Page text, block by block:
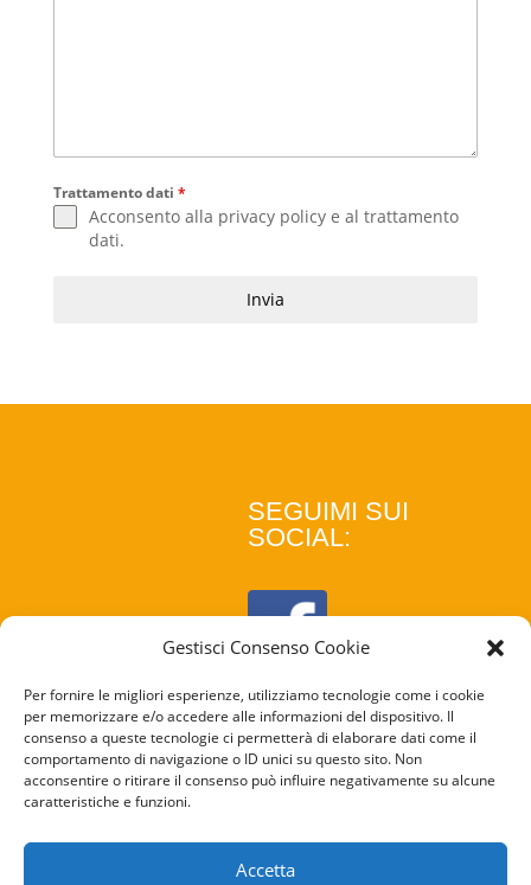
Gestisci Consenso Cookie
Per fornire le migliori esperienze, utilizziamo tecnologie come i cookie
per memorizzare e/o accedere alle informazioni del dispositivo. Il
consenso a queste tecnologie ci permetterà di elaborare dati come il
comportamento di navigazione o ID unici su questo sito. Non
acconsentire o ritirare il consenso può influire negativamente su alcune
caratteristiche e funzioni.
Accetta
Trattamento dati *
Acconsento alla privacy policye al trattamento
dati.
Invia
SEGUIMI SUI
SOCIAL:
COOKIE
POLICY